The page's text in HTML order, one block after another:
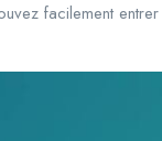
facilement